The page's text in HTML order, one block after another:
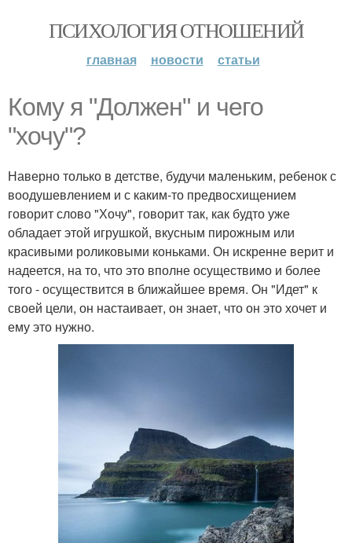
ПСИХОЛОГИЯ ОТНОШЕНИЙ
главная новости статьи
Кому я "Должен" и чего
"хочу"?
Наверно только в детстве, будучи маленьким, ребенок с
воодушевлением и с каким-то предвосхищением
говорит слово "Хочу", говорит так, как будто уже
обладает этой игрушкой, вкусным пирожным или
красивыми роликовыми коньками. Он искренне верит и
надеется, на то, что это вполне осуществимо и более
того - осуществится в ближайшее время. Он "Идет" к
своей цели, он настаивает, он знает, что он это хочет и
ему это нужно.